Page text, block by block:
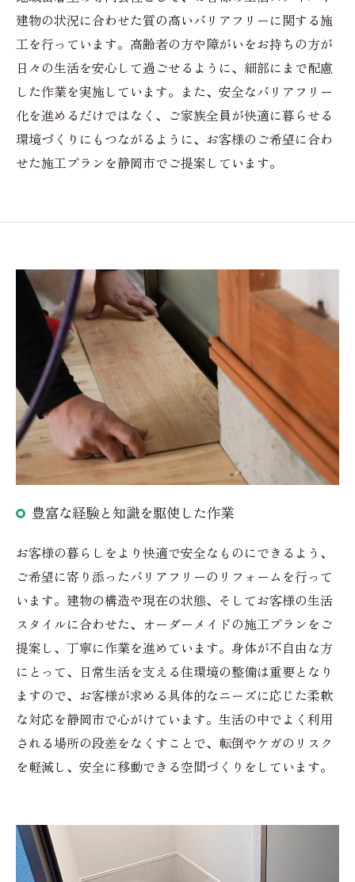
建物の状況に合わせた質の高いバリアフリーに関する施
工を行っています。高齢者の方や障がいをお持ちの方が
日々の生活を安心して過ごせるように、細部にまで配慮
した作業を実施しています。また、安全なバリアフリー
化を進めるだけではなく、ご家族全員が快適に暮らせる
環境づくりにもつながるように、お客様のご希望に合わ
せた施工プランを静岡市でご提案しています。
豊富な経験と知識を駆使した作業
お客様の暮らしをより快適で安全なものにできるよう、
ご希望に寄り添ったバリアフリーのリフォームを行って
います。建物の構造や現在の状態、そしてお客様の生活
スタイルに合わせた、オーダーメイドの施工プランをご
提案し、丁寧に作業を進めています。身体が不自由な方
にとって、日常生活を支える住環境の整備は重要となり
ますので、お客様が求める具体的なニーズに応じた柔軟
な対応を静岡市で心がけています。生活の中でよく利用
される場所の段差をなくすことで、転倒やケガのリスク
を軽減し、安全に移動できる空間づくりをしています。